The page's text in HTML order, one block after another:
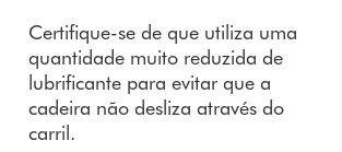
Certifique-se de que utiliza uma
quantidade muito reduzida de
lubrificante para evitar que a
cadeira não desliza através do
carril.